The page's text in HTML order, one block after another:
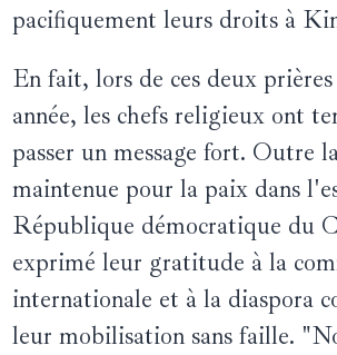
pacifiquement leurs droits à
En fait, lors de ces deux
année, les chefs religieux ont
passer un message fort. Outre
maintenue pour la paix dans
République démocratique du
exprimé leur gratitude à la
internationale et à la diaspora
leur mobilisation sans faille.